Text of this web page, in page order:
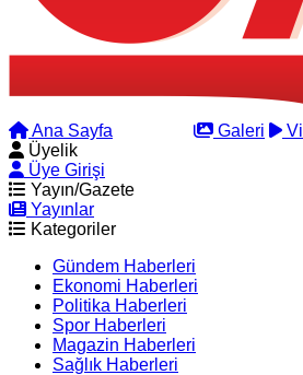
Ana Sayfa Galeri
Üyelik
Üye Girişi
Yayın/Gazete
Yayınlar
Kategoriler
Gündem Haberleri
Ekonomi Haberleri
Politika Haberleri
Spor Haberleri
Magazin Haberleri
Sağlık Haberleri